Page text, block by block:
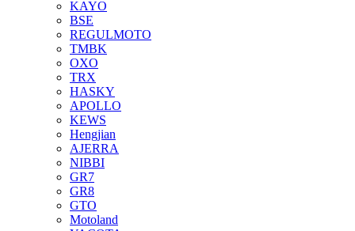
KAYO
BSE
REGULMOTO
TMBK
OXO
TRX
HASKY
APOLLO
KEWS
Hengjian
AJERRA
NIBBI
GR7
GR8
GTO
Motoland